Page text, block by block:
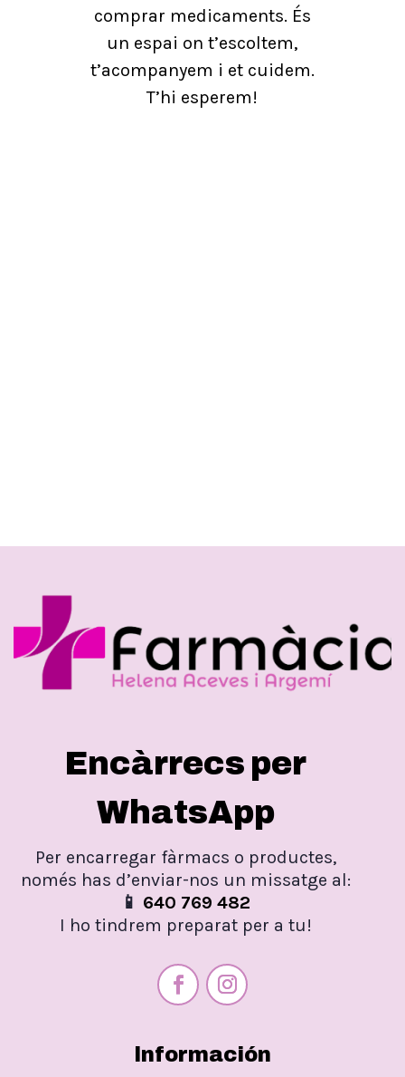
comprar medicaments. És
un espai on t’escoltem,
t’acompanyem i et cuidem.
T’hi esperem!
Encàrrecs per
WhatsApp
Per encarregar fàrmacs o productes,
només has d’enviar-nos un missatge al:
📱 640 769 482
I ho tindrem preparat per a tu!
Información